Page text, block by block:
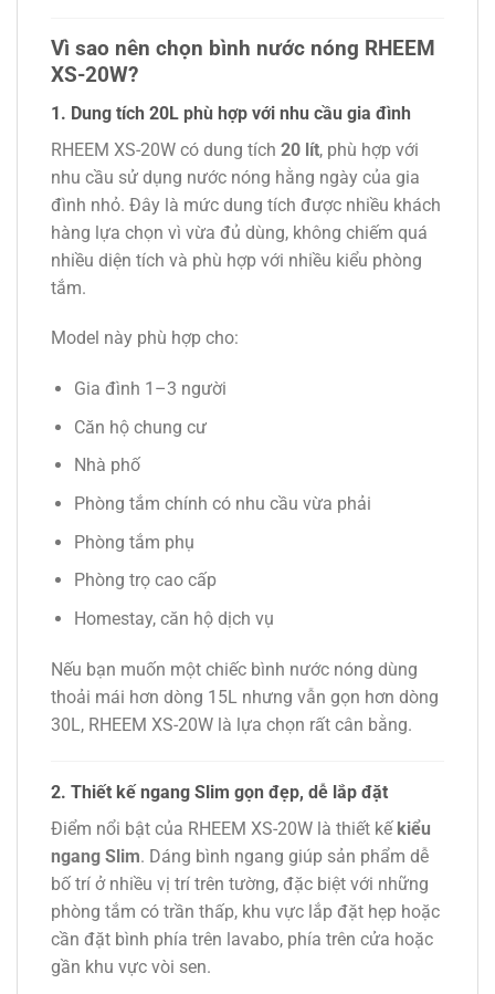
Vì sao nên chọn bình nước nóng RHEEM
XS-20W?
1. Dung tích 20L phù hợp với nhu cầu gia đình
RHEEM XS-20W có dung tích 20 lít, phù hợp với
nhu cầu sử dụng nước nóng hằng ngày của gia
đình nhỏ. Đây là mức dung tích được nhiều khách
hàng lựa chọn vì vừa đủ dùng, không chiếm quá
nhiều diện tích và phù hợp với nhiều kiểu phòng
tắm.
Model này phù hợp cho:
Gia đình 1–3 người
Căn hộ chung cư
Nhà phố
Phòng tắm chính có nhu cầu vừa phải
Phòng tắm phụ
Phòng trọ cao cấp
Homestay, căn hộ dịch vụ
Nếu bạn muốn một chiếc bình nước nóng dùng
thoải mái hơn dòng 15L nhưng vẫn gọn hơn dòng
30L, RHEEM XS-20W là lựa chọn rất cân bằng.
2. Thiết kế ngang Slim gọn đẹp, dễ lắp đặt
Điểm nổi bật của RHEEM XS-20W là thiết kế kiểu
ngang Slim. Dáng bình ngang giúp sản phẩm dễ
bố trí ở nhiều vị trí trên tường, đặc biệt với những
phòng tắm có trần thấp, khu vực lắp đặt hẹp hoặc
cần đặt bình phía trên lavabo, phía trên cửa hoặc
gần khu vực vòi sen.